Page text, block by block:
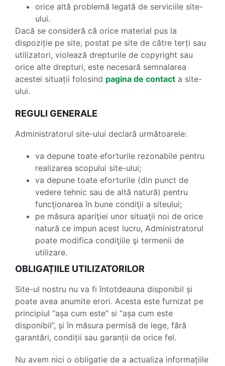
orice altă problemă legată de serviciile site-
ului.
Dacă se consideră că orice material pus la
dispoziție pe site, postat pe site de către terți sau
utilizatori, violează drepturile de copyright sau
orice alte drepturi, este necesară semnalarea
acestei situații folosind pagina de contact a site-
ului.
REGULI GENERALE
Administratorul site-ului declară următoarele:
va depune toate eforturile rezonabile pentru
realizarea scopului site-ului;
va depune toate eforturile (din punct de
vedere tehnic sau de altă natură) pentru
funcţionarea în bune condiţii a siteului;
pe măsura apariţiei unor situaţii noi de orice
natură ce impun acest lucru, Administratorul
poate modifica condiţiile şi termenii de
utilizare.
OBLIGAȚIILE UTILIZATORILOR
Site-ul nostru nu va fi întotdeauna disponibil și
poate avea anumite erori. Acesta este furnizat pe
principiul “așa cum este” si “așa cum este
disponibil”, și în măsura permisă de lege, fără
garantări, condiții sau garanții de orice fel.
Nu avem nici o obligatie de a actualiza informațiile